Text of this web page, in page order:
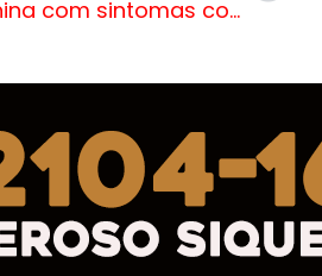
Aos 3 anos, menina com sintomas comuns é diagnosticada com câncer raro. Veja vídeo